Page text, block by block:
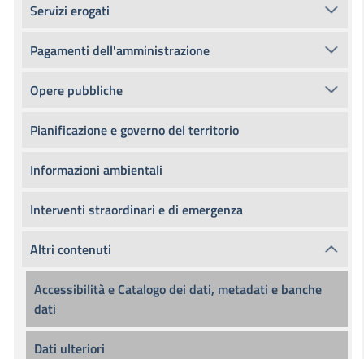
Servizi erogati
Pagamenti dell'amministrazione
Opere pubbliche
Pianificazione e governo del territorio
Informazioni ambientali
Interventi straordinari e di emergenza
Altri contenuti
Accessibilità e Catalogo dei dati, metadati e banche
dati
Dati ulteriori